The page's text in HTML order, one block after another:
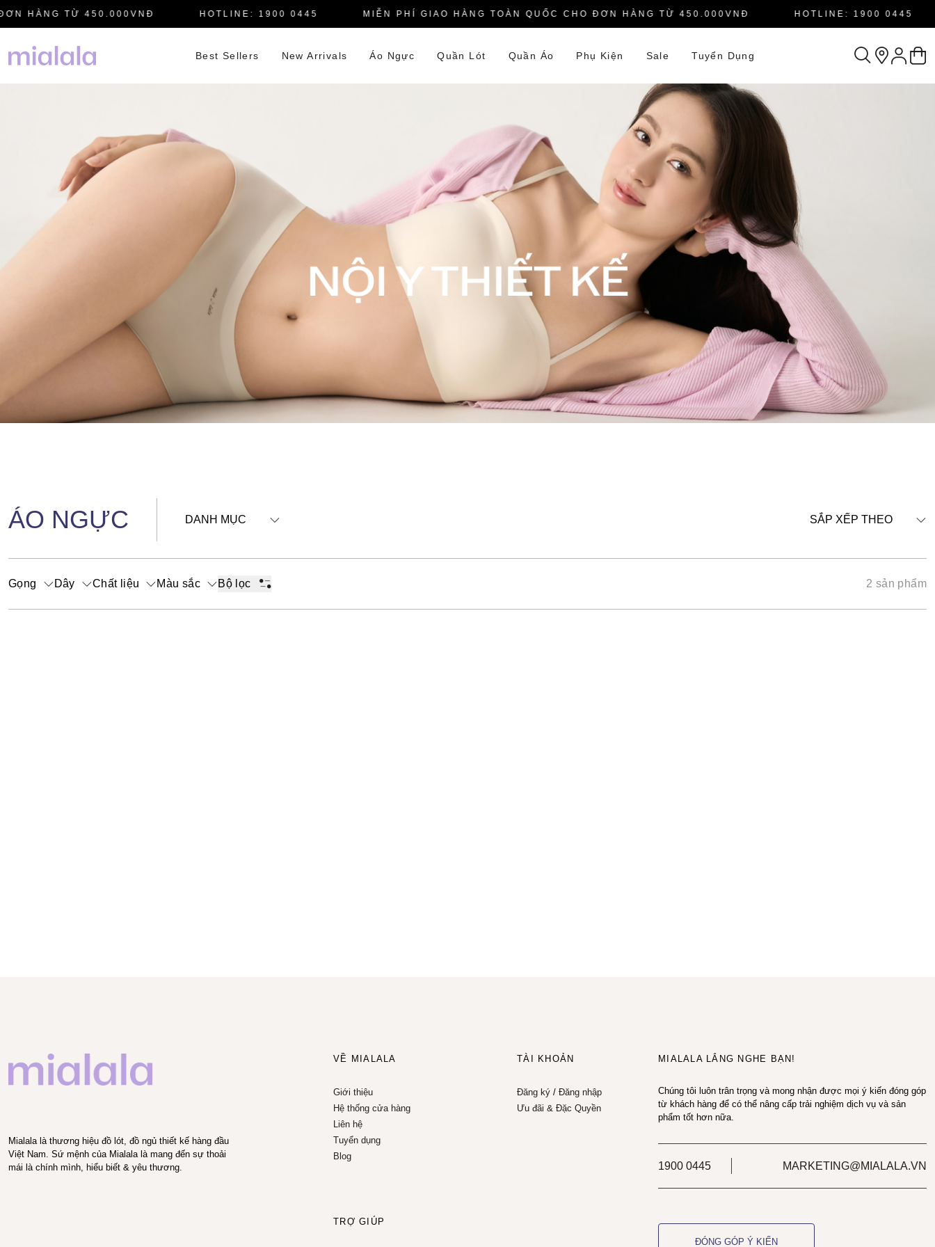
HÀNG TỪ 450.000VNĐ HOTLINE: 1900 0445 MIỄN PHÍ GIAO HÀNG TOÀN QUỐC CHO ĐƠN HÀNG TỪ 450.000VNĐ HOTLINE: 1900 0445
Best Sellers New Arrivals Áo Ngực Quần Lót Quần Áo Phụ Kiện Sale Tuyển Dụng
ÁO NGỰC DANH MỤC SẮP XẾP THEO
Gọng Dây Chất liệu Màu sắc Bộ lọc 2 sản phẩm
Mialala là thương hiệu đồ lót, đồ ngủ thiết kế hàng đầu
Việt Nam. Sứ mệnh của Mialala là mang đến sự thoải
mái là chính mình, hiểu biết & yêu thương.
VỀ MIALALA
Giới thiệu
Hệ thống cửa hàng
Liên hệ
Tuyển dụng
Blog
TÀI KHOẢN
Đăng ký/ Đăng nhập
Ưu đãi & Đặc Quyền
TRỢ GIÚP
MIALALA LẮNG NGHE BẠN!
Chúng tôi luôn trân trọng và mong nhận được mọi ý kiến đóng góp
từ khách hàng để có thể nâng cấp trải nghiệm dịch vụ và sản
phẩm tốt hơn nữa.
1900 0445 MARKETING@MIALALA.VN
ĐÓNG GÓP Ý KIẾN